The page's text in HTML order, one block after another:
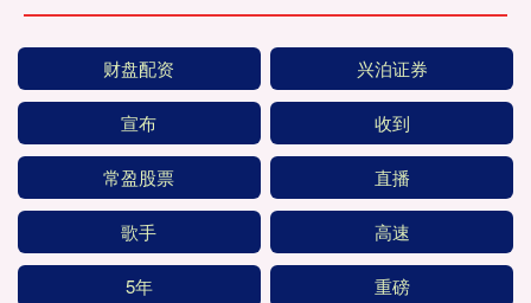
财盘配资 兴泊证券
宣布 收到
常盈股票 直播
歌手 高速
5年 重磅